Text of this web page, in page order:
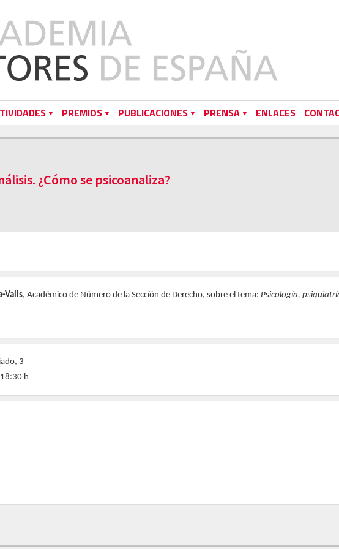
PREMIOS PUBLICACIONES PRENSA ENLACES
¿Cómo se psicoanaliza?
Valls, Académico de Número de la Seccíón de Derecho, sobre el tema: Psicología,
3
h